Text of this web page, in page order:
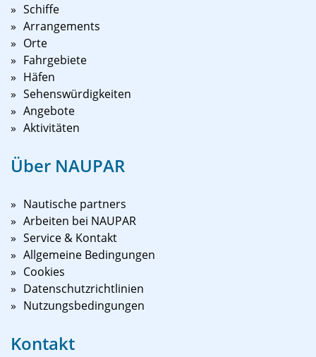
Schiffe
Arrangements
Orte
Fahrgebiete
Häfen
Sehenswürdigkeiten
Angebote
Aktivitäten
Über NAUPAR
Nautische partners
Arbeiten bei NAUPAR
Service & Kontakt
Allgemeine Bedingungen
Cookies
Datenschutzrichtlinien
Nutzungsbedingungen
Kontakt